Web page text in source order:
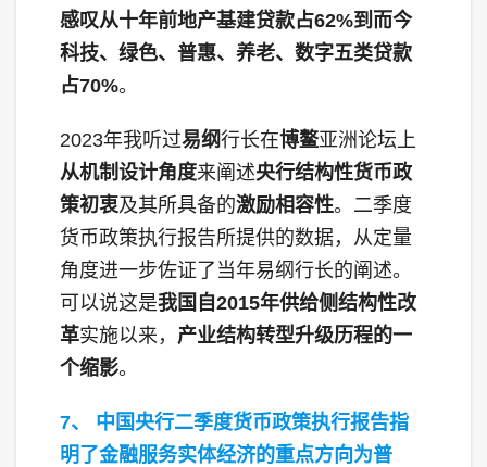
感叹从十年前地产基建贷款占62%到而今
科技、绿色、普惠、养老、数字五类贷款
占70%。
2023年我听过易纲行长在博鳌亚洲论坛上
从机制设计角度来阐述央行结构性货币政
策初衷及其所具备的激励相容性。二季度
货币政策执行报告所提供的数据，从定量
角度进一步佐证了当年易纲行长的阐述。
可以说这是我国自2015年供给侧结构性改
革实施以来， 产业结构转型升级历程的一
个缩影。
7、 中国央行二季度货币政策执行报告指
明了金融服务实体经济的重点方向为普